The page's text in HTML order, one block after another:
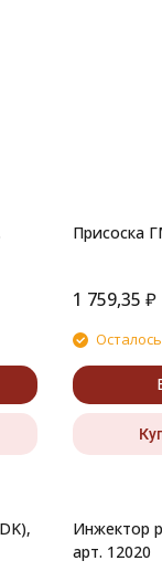
Присоска
1 759,35 ₽
Инжектор
арт. 12020